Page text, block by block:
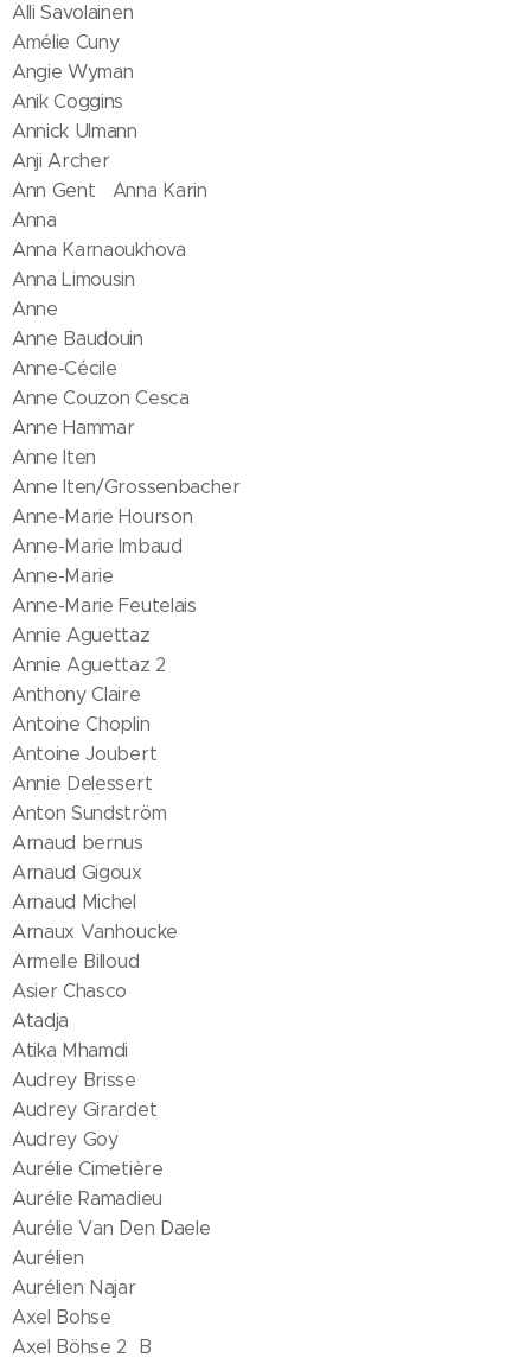
Alli Savolainen
Amélie Cuny
Angie Wyman
Anik Coggins
Annick Ulmann
Anji Archer
Ann Gent Anna Karin
Anna
Anna Karnaoukhova
Anna Limousin
Anne
Anne Baudouin
Anne-Cécile
Anne Couzon Cesca
Anne Hammar
Anne Iten
Anne Iten/Grossenbacher
Anne-Marie Hourson
Anne-Marie Imbaud
Anne-Marie
Anne-Marie Feutelais
Annie Aguettaz
Annie Aguettaz 2
Anthony Claire
Antoine Choplin
Antoine Joubert
Annie Delessert
Anton Sundström
Arnaud bernus
Arnaud Gigoux
Arnaud Michel
Arnaux Vanhoucke
Armelle Billoud
Asier Chasco
Atadja
Atika Mhamdi
Audrey Brisse
Audrey Girardet
Audrey Goy
Aurélie Cimetière
Aurélie Ramadieu
Aurélie Van Den Daele
Aurélien
Aurélien Najar
Axel Bohse
Axel Böhse 2 B